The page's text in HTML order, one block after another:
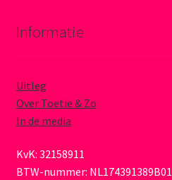
Informatie
Uitleg
Over Toetie & Zo
In de media
KvK: 32158911
BTW-nummer: NL174391389B01